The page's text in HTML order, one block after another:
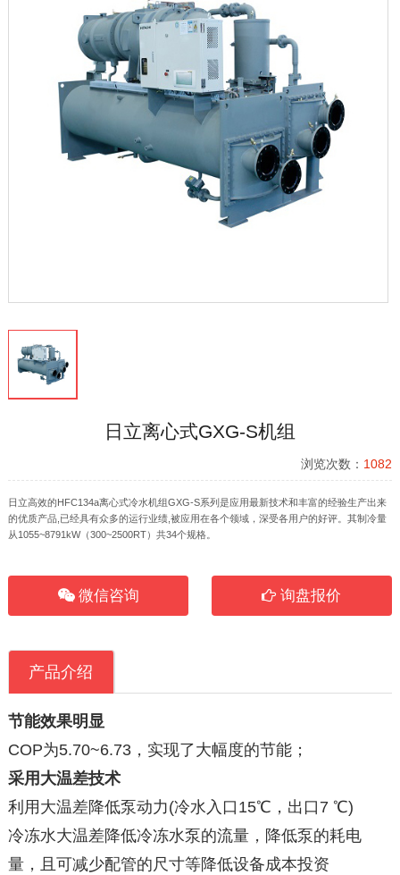
日立离心式GXG-S机组
浏览次数： 1082
日立高效的HFC134a离心式冷水机组GXG-S系列是应用最新技术和丰富的经验生产出来
的优质产品,已经具有众多的运行业绩,被应用在各个领域，深受各用户的好评。其制冷量
从1055~8791kW（300~2500RT）共34个规格。
微信咨询 询盘报价
产品介绍
节能效果明显
COP为5.70~6.73，实现了大幅度的节能；
采用大温差技术
利用大温差降低泵动力(冷水入口15℃，出口7 ℃)
冷冻水大温差降低冷冻水泵的流量，降低泵的耗电
量，且可减少配管的尺寸等降低设备成本投资